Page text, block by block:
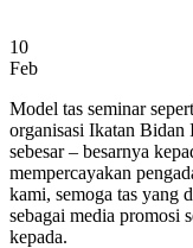
10
Feb
Model tas seminar
organisasi Ikatan Bidan
sebesar – besarnya
mempercayakan
kami, semoga tas yang
sebagai media promosi
kepada.